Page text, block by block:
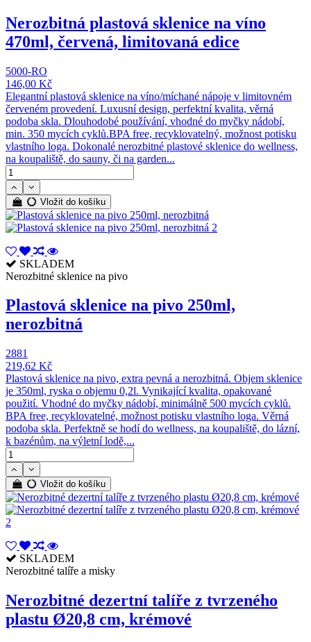
Nerozbitná plastová sklenice na víno
470ml, červená, limitovaná edice
5000-RO
146,00 Kč
Elegantní plastová sklenice na víno/míchané nápoje v limitovném
červeném provedení. Luxusní design, perfektní kvalita, věrná
podoba skla. Dlouhodobé používání, vhodné do myčky nádobí,
min. 350 mycích cyklů.BPA free, recyklovatelný, možnost potisku
vlastního loga. Dokonalé nerozbitné plastové sklenice do wellness,
na koupaliště, do sauny, či na garden...
Vložit do košíku
SKLADEM
Nerozbitné sklenice na pivo
Plastová sklenice na pivo 250ml,
nerozbitná
2881
219,62 Kč
Plastová sklenice na pivo, extra pevná a nerozbitná. Objem sklenice
je 350ml, ryska o objemu 0,2l. Vynikající kvalita, opakované
použití. Vhodné do myčky nádobí, minimálně 500 mycích cyklů.
BPA free, recyklovatelné, možnost potisku vlastního loga. Věrná
podoba skla. Perfektně se hodí do wellness, na koupaliště, do lázní,
k bazénům, na výletní lodě,...
Vložit do košíku
SKLADEM
Nerozbitné talíře a misky
Nerozbitné dezertní talíře z tvrzeného
plastu Ø20,8 cm, krémové